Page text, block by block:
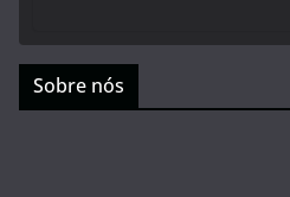
Sobre nós